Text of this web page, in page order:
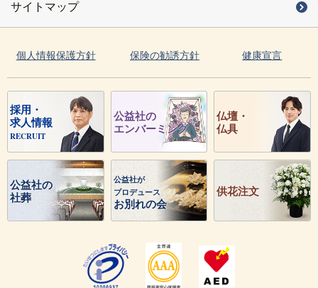
サイトマップ
個人情報保護方針 保険の勧誘方針 健康宣言
採用・
求人情報
RECRUIT
公益社の
エンバーミング
仏壇・
仏具
公益社の
社葬
公益社が
プロデュース
お別れの会
供花注文